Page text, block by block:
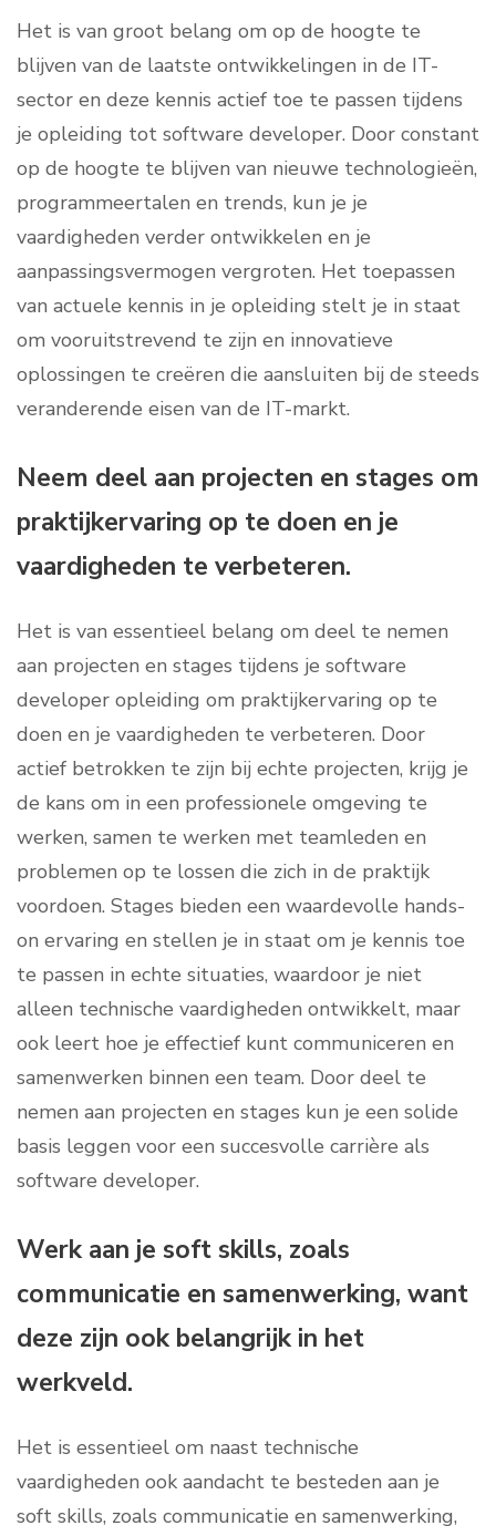
Het is van groot belang om op de hoogte te
blijven van de laatste ontwikkelingen in de IT-
sector en deze kennis actief toe te passen tijdens
je opleiding tot software developer. Door constant
op de hoogte te blijven van nieuwe technologieën,
programmeertalen en trends, kun je je
vaardigheden verder ontwikkelen en je
aanpassingsvermogen vergroten. Het toepassen
van actuele kennis in je opleiding stelt je in staat
om vooruitstrevend te zijn en innovatieve
oplossingen te creëren die aansluiten bij de steeds
veranderende eisen van de IT-markt.
Neem deel aan projecten en stages om
praktijkervaring op te doen en je
vaardigheden te verbeteren.
Het is van essentieel belang om deel te nemen
aan projecten en stages tijdens je software
developer opleiding om praktijkervaring op te
doen en je vaardigheden te verbeteren. Door
actief betrokken te zijn bij echte projecten, krijg je
de kans om in een professionele omgeving te
werken, samen te werken met teamleden en
problemen op te lossen die zich in de praktijk
voordoen. Stages bieden een waardevolle hands-
on ervaring en stellen je in staat om je kennis toe
te passen in echte situaties, waardoor je niet
alleen technische vaardigheden ontwikkelt, maar
ook leert hoe je effectief kunt communiceren en
samenwerken binnen een team. Door deel te
nemen aan projecten en stages kun je een solide
basis leggen voor een succesvolle carrière als
software developer.
Werk aan je soft skills, zoals
communicatie en samenwerking, want
deze zijn ook belangrijk in het
werkveld.
Het is essentieel om naast technische
vaardigheden ook aandacht te besteden aan je
soft skills, zoals communicatie en samenwerking,